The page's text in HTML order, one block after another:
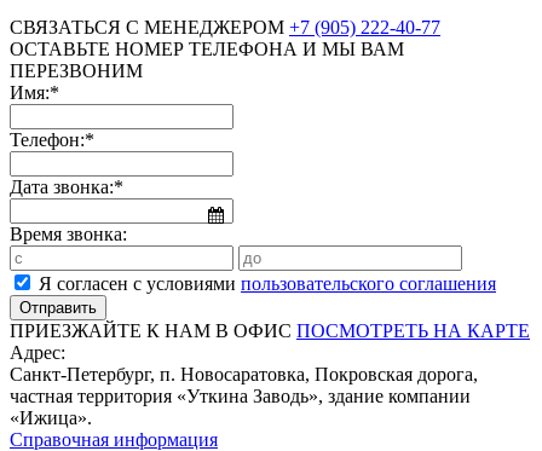
СВЯЗАТЬСЯ С МЕНЕДЖЕРОМ +7 (905) 222-40-77
ОСТАВЬТЕ НОМЕР ТЕЛЕФОНА И МЫ ВАМ
ПЕРЕЗВОНИМ
Имя:*
Телефон:*
Дата звонка:*
Время звонка:
Я согласен с условиями пользовательского соглашения
ПРИЕЗЖАЙТЕ К НАМ В ОФИС ПОСМОТРЕТЬ НА КАРТЕ
Адрес:
Санкт-Петербург, п. Новосаратовка, Покровская дорога,
частная территория «Уткина Заводь», здание компании
«Ижица».
Справочная информация